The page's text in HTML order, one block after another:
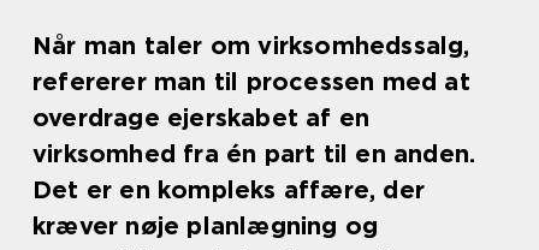
Når man taler om virksomhedssalg,
refererer man til processen med at
overdrage ejerskabet af en
virksomhed fra én part til en anden.
Det er en kompleks affære, der
kræver nøje planlægning og